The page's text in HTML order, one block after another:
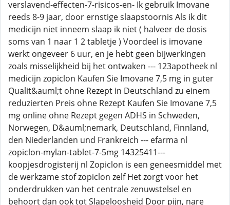
verslavend-effecten-7-risicos-en- Ik gebruik Imovane
reeds 8-9 jaar, door ernstige slaapstoornis Als ik dit
medicijn niet inneem slaap ik niet ( halveer de dosis
soms van 1 naar 1 2 tabletje ) Voordeel is imovane
werkt ongeveer 6 uur, en je hebt geen bijwerkingen
zoals misselijkheid bij het ontwaken --- 123apotheek nl
medicijn zopiclon Kaufen Sie Imovane 7,5 mg in guter
Qualit&auml;t ohne Rezept in Deutschland zu einem
reduzierten Preis ohne Rezept Kaufen Sie Imovane 7,5
mg online ohne Rezept gegen ADHS in Schweden,
Norwegen, D&auml;nemark, Deutschland, Finnland,
den Niederlanden und Frankreich --- efarma nl
zopiclon-mylan-tablet-7-5mg 14325411---
koopjesdrogisterij nl Zopiclon is een geneesmiddel met
de werkzame stof zopiclon zelf Het zorgt voor het
onderdrukken van het centrale zenuwstelsel en
behoort dan ook tot Slapeloosheid Door pijn, nare